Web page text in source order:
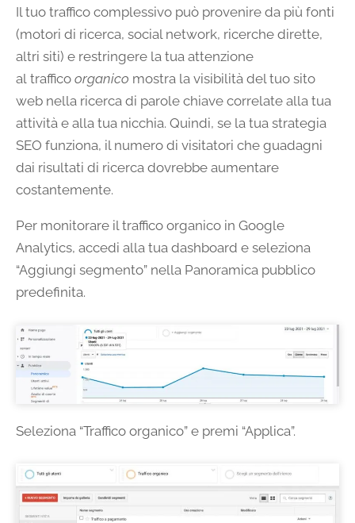
Il tuo traffico complessivo può provenire da più fonti
(motori di ricerca, social network, ricerche dirette,
altri siti) e restringere la tua attenzione
al traffico organico mostra la visibilità del tuo sito
web nella ricerca di parole chiave correlate alla tua
attività e alla tua nicchia. Quindi, se la tua strategia
SEO funziona, il numero di visitatori che guadagni
dai risultati di ricerca dovrebbe aumentare
costantemente.
Per monitorare il traffico organico in Google
Analytics, accedi alla tua dashboard e seleziona
“Aggiungi segmento” nella Panoramica pubblico
predefinita.
Seleziona “Traffico organico” e premi “Applica”.